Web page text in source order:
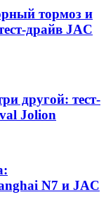
тормоз и
драйв JAC
другой: тест-
Jolion
N7 и JAC